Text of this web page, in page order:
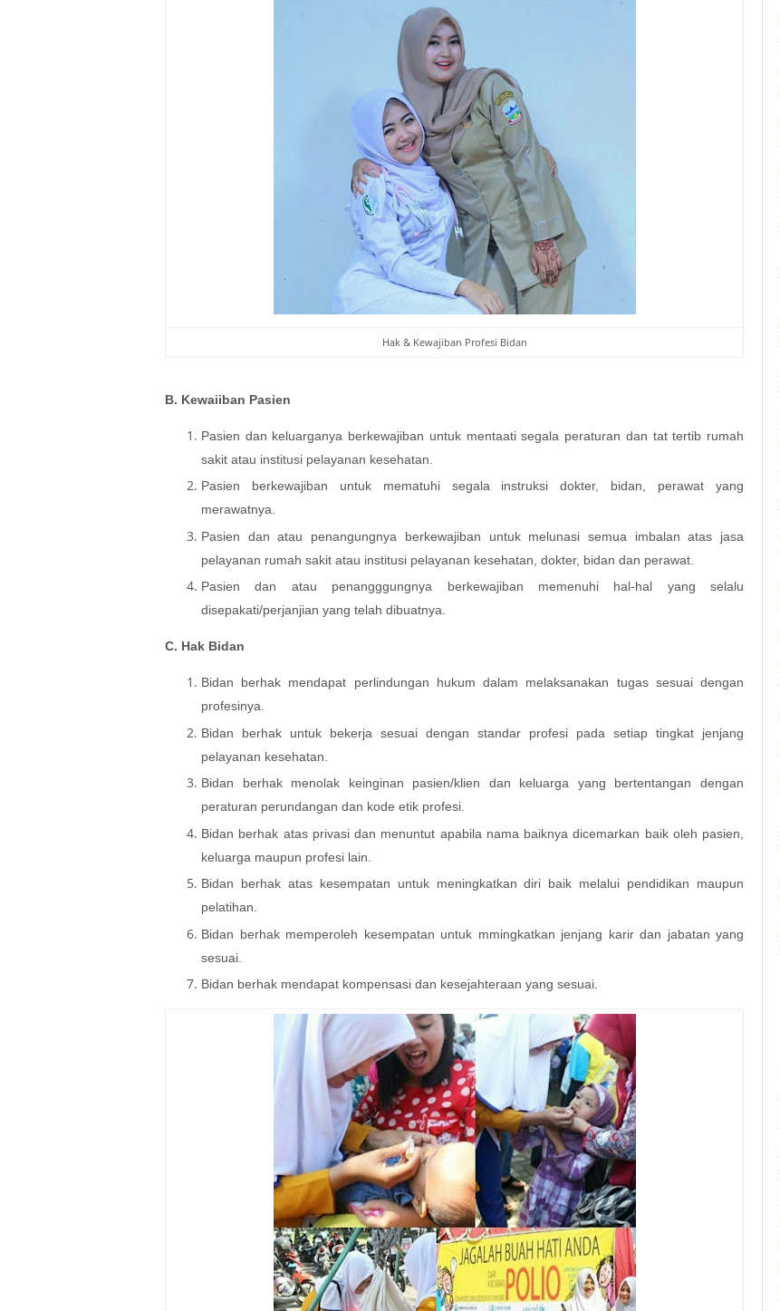
Hak & Kewajiban Profesi Bidan
B. Kewaiiban Pasien
Pasien dan keluarganya berkewajiban untuk mentaati segala peraturan dan tat tertib rumah
sakit atau institusi pelayanan kesehatan.
Pasien berkewajiban untuk mematuhi segala instruksi dokter, bidan, perawat yang
merawatnya.
Pasien dan atau penangungnya berkewajiban untuk melunasi semua imbalan atas jasa
pelayanan rumah sakit atau institusi pelayanan kesehatan, dokter, bidan dan perawat.
Pasien dan atau penangggungnya berkewajiban memenuhi hal-hal yang selalu
disepakati/perjanjian yang telah dibuatnya.
C. Hak Bidan
Bidan berhak mendapat perlindungan hukum dalam melaksanakan tugas sesuai dengan
profesinya.
Bidan berhak untuk bekerja sesuai dengan standar profesi pada setiap tingkat jenjang
pelayanan kesehatan.
Bidan berhak menolak keinginan pasien/klien dan keluarga yang bertentangan dengan
peraturan perundangan dan kode etik profesi.
Bidan berhak atas privasi dan menuntut apabila nama baiknya dicemarkan baik oleh pasien,
keluarga maupun profesi lain.
Bidan berhak atas kesempatan untuk meningkatkan diri baik melalui pendidikan maupun
pelatihan.
Bidan berhak memperoleh kesempatan untuk mmingkatkan jenjang karir dan jabatan yang
sesuai.
Bidan berhak mendapat kompensasi dan kesejahteraan yang sesuai.